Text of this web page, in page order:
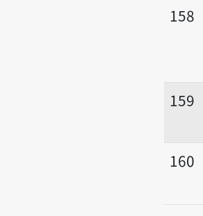
158
159
160